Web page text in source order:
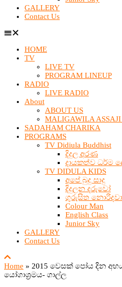
GALLERY
Contact Us
HOME
TV
LIVE TV
PROGRAM LINEUP
RADIO
LIVE RADIO
About
ABOUT US
MALIGAWILA ASSAJI
SADAHAM CHARIKA
PROGRAMS
TV Didiula Buddhist
දිදුල අරණ
දායකත්ව ධර්ම
TV DIDULA KIDS
අපේ බුදු සාදු
දිදුලන දරුවෝ
ගුරුසිත නොරිදවා
Colour Man
English Class
Junior Sky
GALLERY
Contact Us
Home » 2015 වෙසක් පෝය දින
යෝගාශ්‍රමය- ගාල්ල